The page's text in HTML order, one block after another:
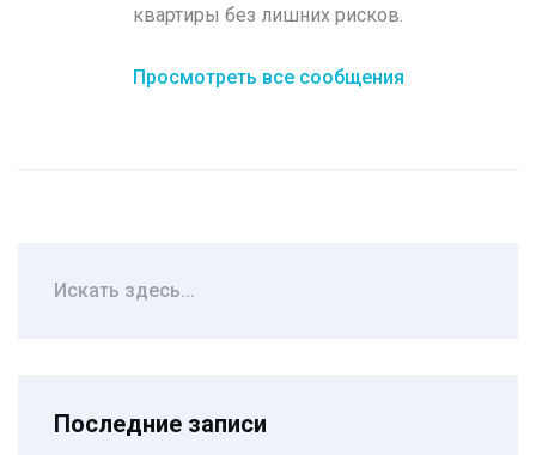
квартиры без лишних рисков.
Просмотреть все сообщения
Последние записи